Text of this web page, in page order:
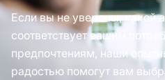
Если вы не уверены, какой
соответствует вашим
предпочтениям, наши
радостью помогут вам